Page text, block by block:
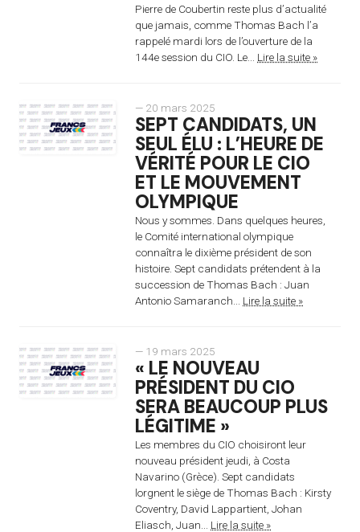
Pierre de Coubertin reste plus d’actualité
que jamais, comme Thomas Bach l’a
rappelé mardi lors de l’ouverture de la
144e session du CIO. Le... Lire la suite »
— 20 mars 2025
SEPT CANDIDATS, UN
SEUL ÉLU : L’HEURE DE
VÉRITÉ POUR LE CIO
ET LE MOUVEMENT
OLYMPIQUE
Nous y sommes. Dans quelques heures,
le Comité international olympique
connaîtra le dixième président de son
histoire. Sept candidats prétendent à la
succession de Thomas Bach : Juan
Antonio Samaranch... Lire la suite »
— 19 mars 2025
« LE NOUVEAU
PRÉSIDENT DU CIO
SERA BEAUCOUP PLUS
LÉGITIME »
Les membres du CIO choisiront leur
nouveau président jeudi, à Costa
Navarino (Grèce). Sept candidats
lorgnent le siège de Thomas Bach : Kirsty
Coventry, David Lappartient, Johan
Eliasch, Juan... Lire la suite »